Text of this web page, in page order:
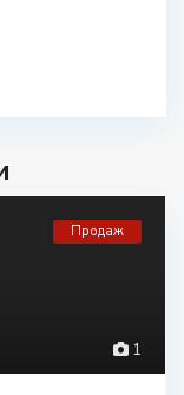
1
Продаж